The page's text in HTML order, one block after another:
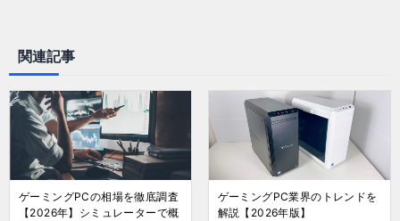
関連記事
ゲーミングPCの相場を徹底調査
【2026年】シミュレーターで概
ゲーミングPC業界のトレンドを
解説【2026年版】